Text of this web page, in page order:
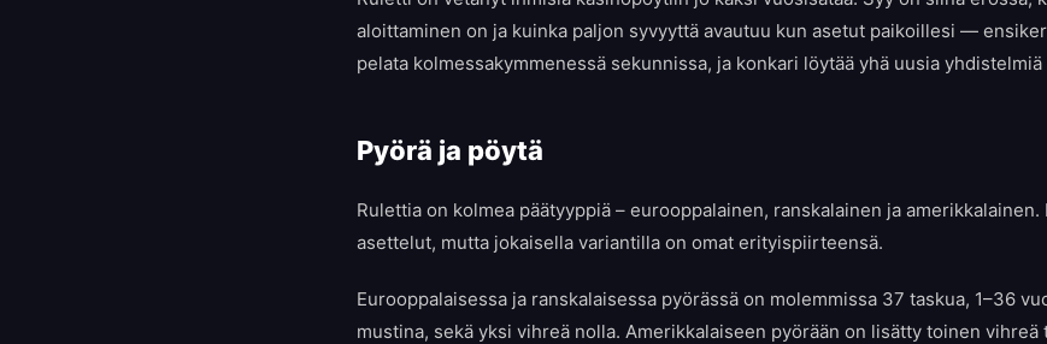
aloittaminen on ja kuinka paljon syvyyttä avautuu kun asetut paikoillesi —
pelata kolmessakymmenessä sekunnissa, ja konkari löytää yhä uusia
Pyörä ja pöytä
Rulettia on kolmea päätyyppiä – eurooppalainen, ranskalainen ja
asettelut, mutta jokaisella variantilla on omat erityispiirteensä.
Eurooppalaisessa ja ranskalaisessa pyörässä on molemmissa 37 taskua, 1–36
mustina, sekä yksi vihreä nolla. Amerikkalaiseen pyörään on lisätty toinen vihreä